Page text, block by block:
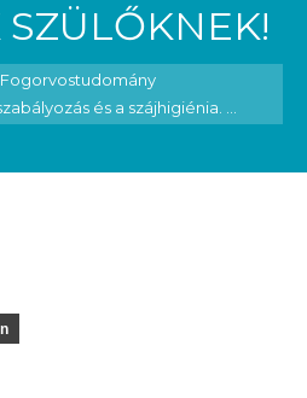
Fogorvostudomány
és a szájhigiénia. ...